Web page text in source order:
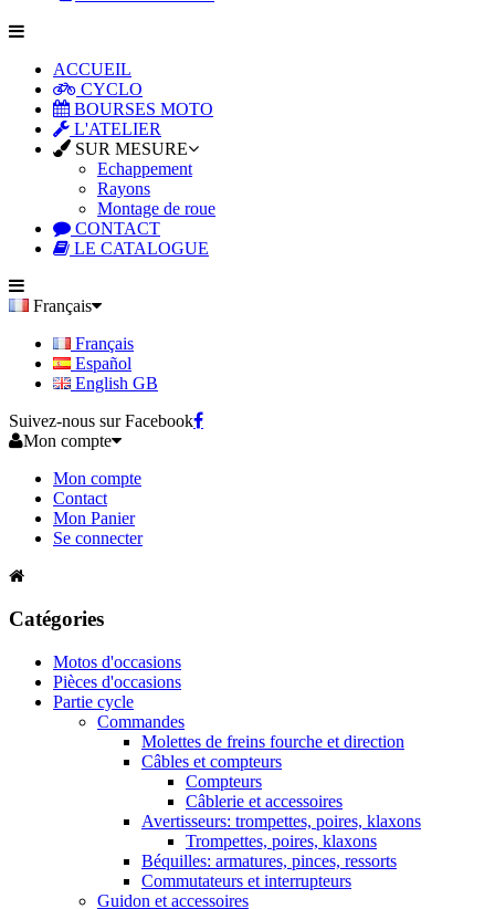
ACCUEIL
CYCLO
BOURSES MOTO
L'ATELIER
SUR MESURE
Echappement
Rayons
Montage de roue
CONTACT
LE CATALOGUE
Français
Français
Español
English GB
Suivez-nous sur Facebook
Mon compte
Mon compte
Contact
Mon Panier
Se connecter
Catégories
Motos d'occasions
Pièces d'occasions
Partie cycle
Commandes
Molettes de freins fourche et direction
Câbles et compteurs
Compteurs
Câblerie et accessoires
Avertisseurs: trompettes, poires, klaxons
Trompettes, poires, klaxons
Béquilles: armatures, pinces, ressorts
Commutateurs et interrupteurs
Guidon et accessoires